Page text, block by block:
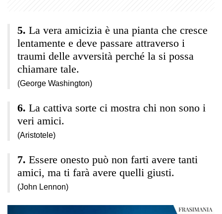
La vera amicizia è una pianta che cresce
lentamente e deve passare attraverso i
traumi delle avversità perché la si possa
chiamare tale.
(George Washington)
La cattiva sorte ci mostra chi non sono i
veri amici.
(Aristotele)
Essere onesto può non farti avere tanti
amici, ma ti farà avere quelli giusti.
(John Lennon)